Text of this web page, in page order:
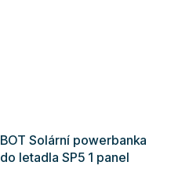
BOT Solární powerbanka
do letadla SP5 1 panel